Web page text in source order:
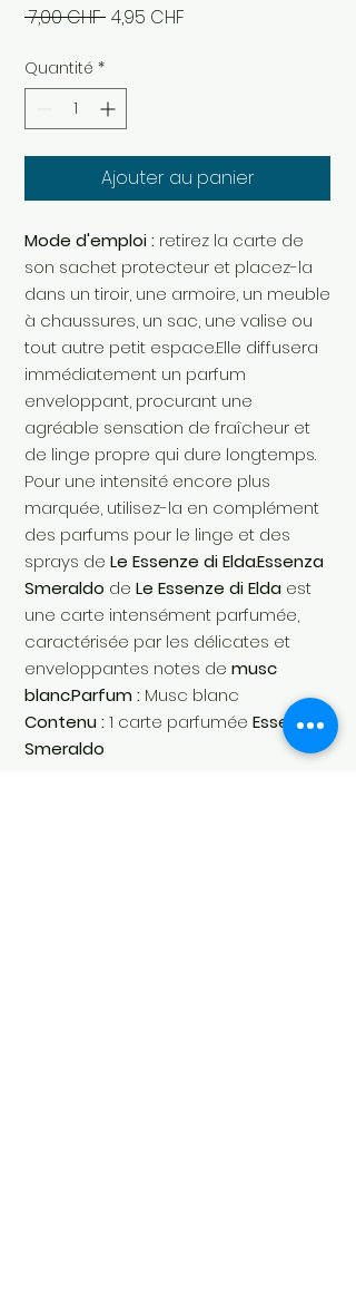
7,00 CHF Prix
4,95 CHF
Quantité *
Ajouter au panier
Mode d'emploi : retirez la carte de
son sachet protecteur et placez-la
dans un tiroir, une armoire, un meuble
à chaussures, un sac, une valise ou
tout autre petit espace.Elle diffusera
immédiatement un parfum
enveloppant, procurant une
agréable sensation de fraîcheur et
de linge propre qui dure longtemps.
Pour une intensité encore plus
marquée, utilisez-la en complément
des parfums pour le linge et des
sprays de Le Essenze di Elda.Essenza
Smeraldo de Le Essenze di Elda est
une carte intensément parfumée,
caractérisée par les délicates et
enveloppantes notes de musc
blanc.Parfum : Musc blanc
Contenu :1 carte parfumée Essenza
Smeraldo